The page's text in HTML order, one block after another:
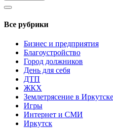
Все рубрики
Бизнес и предприятия
Благоустройство
Город должников
День для себя
ДТП
ЖКХ
Землетрясение в Иркутске
Игры
Интернет и СМИ
Иркутск